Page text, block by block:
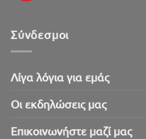
Σύνδεσμοι
Λίγα λόγια για εμάς
Oι εκδηλώσεις μας
Επικοινωνήστε μαζί μας